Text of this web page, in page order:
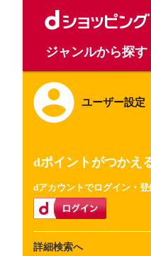
ユーザー設定
dポイントがつかえ
dアカウントでログイン・登
詳細検索へ
ジャンルから探す